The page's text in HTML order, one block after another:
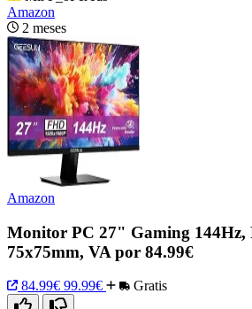
Amazon
2 meses
Amazon
Monitor PC 27" Gaming
75x75mm, VA por 84.99€
84.99€ 99.99€ Gratis